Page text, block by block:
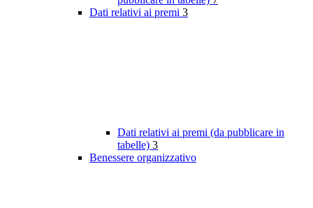
Dati relativi ai premi 3
Dati relativi ai premi (da pubblicare in
tabelle) 3
Benessere organizzativo